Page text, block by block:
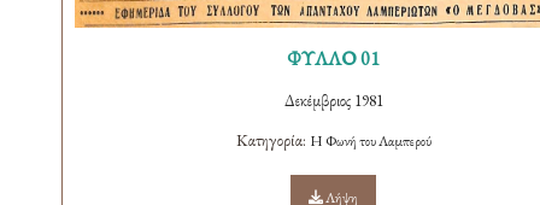
ΦΥΛΛΟ 01
Δεκέμβριος 1981
Κατηγορία: Η Φωνή του Λαμπερού
Λήψη